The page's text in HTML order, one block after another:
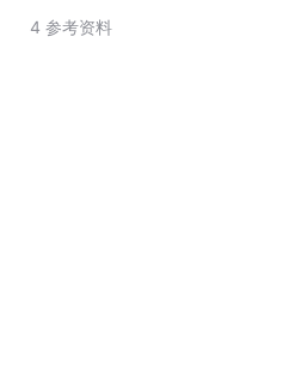
4 参考资料